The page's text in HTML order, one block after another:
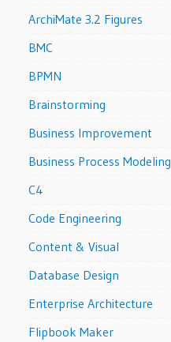
ArchiMate 3.2 Figures
BMC
BPMN
Brainstorming
Business Improvement
Business Process Modeling
C4
Code Engineering
Content & Visual
Database Design
Enterprise Architecture
Flipbook Maker